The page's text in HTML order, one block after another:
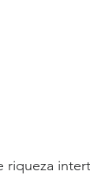
riqueza